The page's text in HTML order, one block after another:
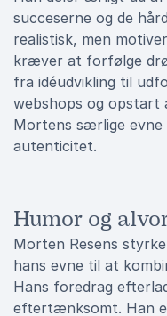
succeserne og de
realistisk, men
kræver at forfølge
fra idéudvikling til
webshops og opstart
Mortens særlige
autenticitet.
Humor og
Morten Resens
hans evne til at
Hans foredrag
eftertænksomt. Han